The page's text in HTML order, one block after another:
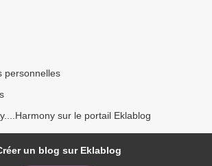
personnelles
sur le portail Eklablog
un blog sur Eklablog